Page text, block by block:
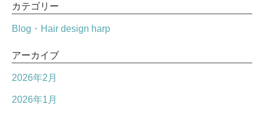
カテゴリー
Blog・Hair design harp
アーカイブ
2026年2月
2026年1月